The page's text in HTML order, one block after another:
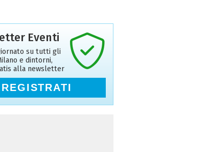
Eventi
su tutti gli
e dintorni,
alla newsletter
REGISTRATI